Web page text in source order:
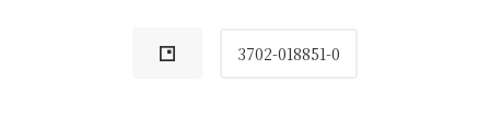
3702-018851-0